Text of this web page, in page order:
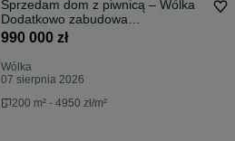
Sprzedam dom z piwnicą – Wólka
Dodatkowo zabudowa
magazynowo biurowa
990 000 zł
Wólka
07 sierpnia 2026
200 m² - 4950 zł/m²